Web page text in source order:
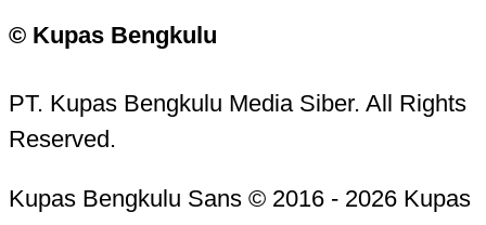
© Kupas Bengkulu
PT. Kupas Bengkulu Media Siber. All Rights
Reserved.
Kupas Bengkulu Sans © 2016 - 2026 Kupas